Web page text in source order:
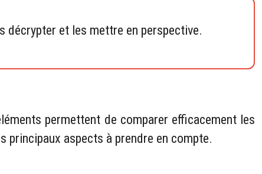
décrypter et les mettre en perspective.
permettent de comparer efficacement les
aspects à prendre en compte.